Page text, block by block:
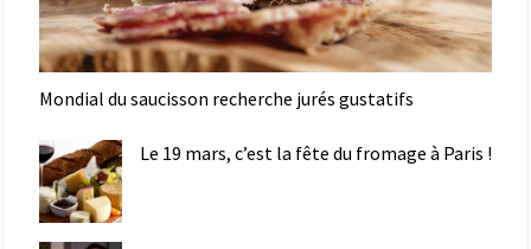
Mondial du saucisson recherche jurés gustatifs
Le 19 mars, c’est la fête du fromage à Paris !